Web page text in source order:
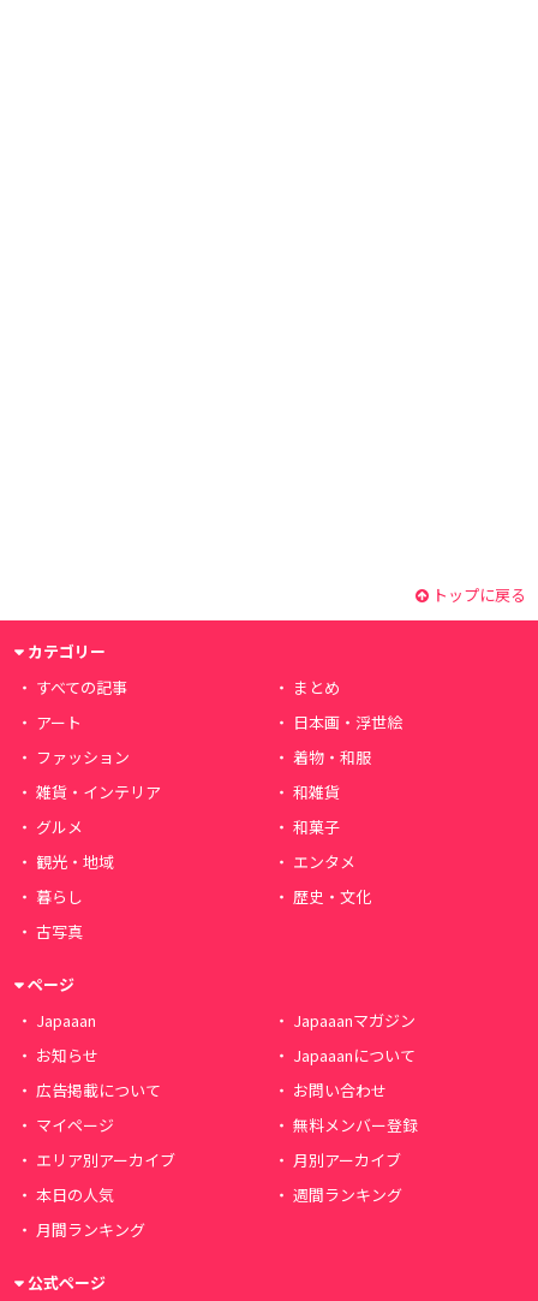
トップに戻る
カテゴリー
すべての記事
まとめ
アート
日本画・浮世絵
ファッション
着物・和服
雑貨・インテリア
和雑貨
グルメ
和菓子
観光・地域
エンタメ
暮らし
歴史・文化
古写真
ページ
Japaaan
Japaaanマガジン
お知らせ
Japaaanについて
広告掲載について
お問い合わせ
マイページ
無料メンバー登録
エリア別アーカイブ
月別アーカイブ
本日の人気
週間ランキング
月間ランキング
公式ページ